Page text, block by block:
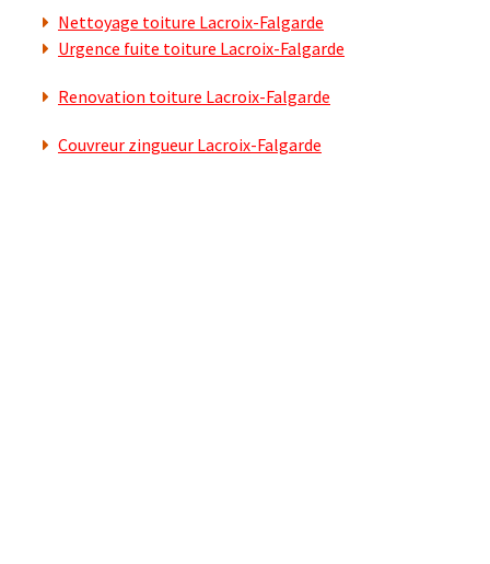
Nettoyage toiture Lacroix-Falgarde
Urgence fuite toiture Lacroix-Falgarde
Renovation toiture Lacroix-Falgarde
Couvreur zingueur Lacroix-Falgarde